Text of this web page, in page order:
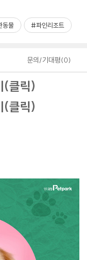
동물 #파인리조트
(클릭)
(클릭)
문의/기대평 0